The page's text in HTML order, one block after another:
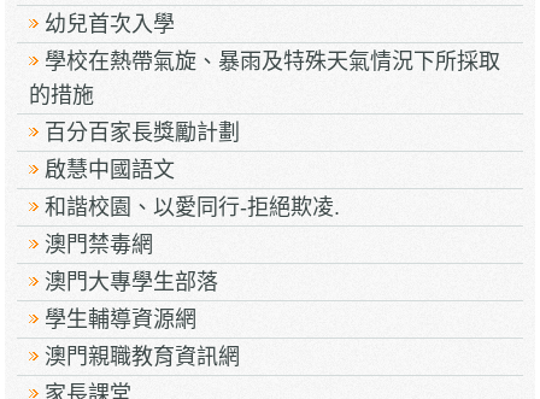
幼兒首次入學
學校在熱帶氣旋、暴雨及特殊天氣情況下所採取
的措施
百分百家長獎勵計劃
啟慧中國語文
和諧校園、以愛同行-拒絕欺凌.
澳門禁毒網
澳門大專學生部落
學生輔導資源網
澳門親職教育資訊網
家長課堂